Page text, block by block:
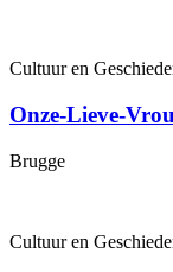
Cultuur en
Onze-Lieve-
Brugge
Cultuur en